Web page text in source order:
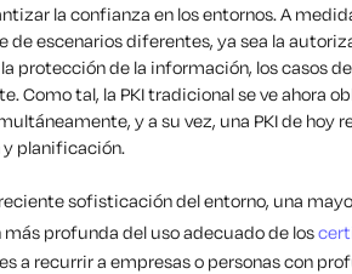
la confianza en los entornos. A
de escenarios diferentes, ya sea la
protección de la información, los casos
Como tal, la PKI tradicional se ve ahora
y a su vez, una PKI de hoy
planificación.
sofisticación del entorno, una
profunda del uso adecuado de los
a recurrir a empresas o personas con